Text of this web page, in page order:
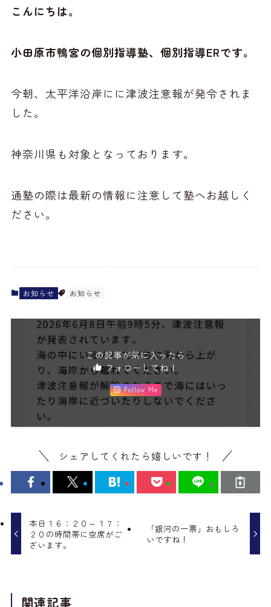
こんにちは。
小田原市鴨宮の個別指導塾、個別指導ERです。
今朝、太平洋沿岸にに津波注意報が発令されま
した。
神奈川県も対象となっております。
通塾の際は最新の情報に注意して塾へお越しく
ださい。
お知らせ お知らせ
この記事が気に入ったら
フォローしてね！
Follow Me
シェアしてくれたら嬉しいです！
本日１６：２０～１７：
２０の時間帯に空席がご
ざいます。
「銀河の一票」おもしろ
いですね！
関連記事